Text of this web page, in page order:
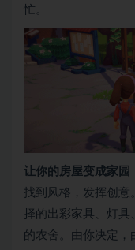
忙。
让你的房屋变成家园
找到风格，发挥创意
择的出彩家具、灯具
的农舍。由你决定，